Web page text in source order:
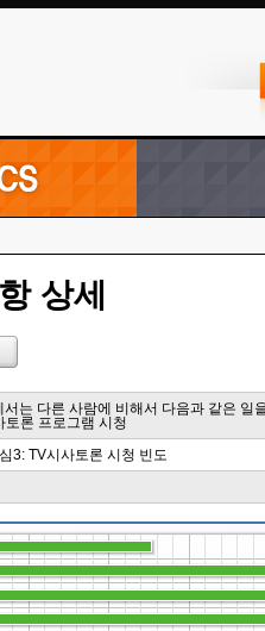
상세
서는 다른 사람에 비해서 다음과 같은 일
론 프로그램 시청
3: TV시사토론 시청 빈도